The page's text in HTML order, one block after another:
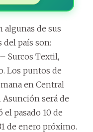
algunas de sus
país son:
Surcos Textil,
Los puntos de
en Central
Asunción será de
el pasado 10 de
de enero próximo.